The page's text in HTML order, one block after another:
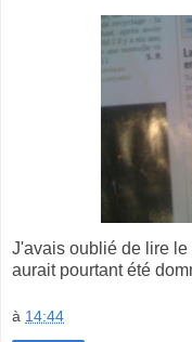
J'avais oublié de lire
aurait pourtant été
à 14:44